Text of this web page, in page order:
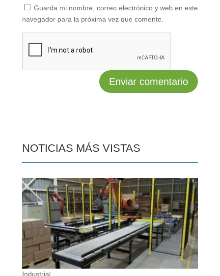
Guarda mi nombre, correo electrónico y web en este
navegador para la próxima vez que comente.
NOTICIAS MÁS VISTAS